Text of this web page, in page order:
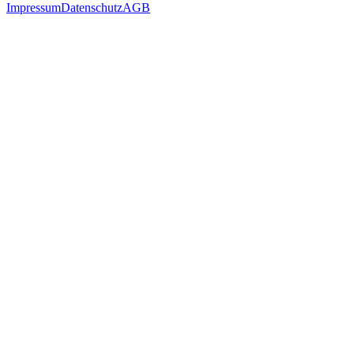
ImpressumDatenschutzAGB